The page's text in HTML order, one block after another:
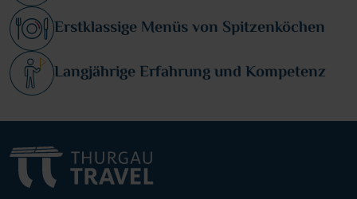
Erstklassige Menüs von Spitzenköchen
Langjährige Erfahrung und Kompetenz